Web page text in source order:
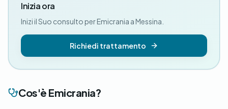
Cos'è Emicrania?
Inizia ora
Inizi il Suo consulto per Emicrania a Messina.
Richiedi trattamento